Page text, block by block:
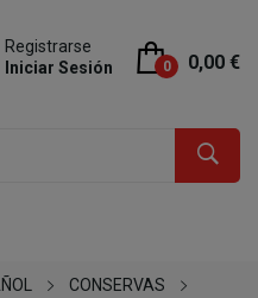
Registrarse
Iniciar Sesión
0 0,00 €
CONSERVAS